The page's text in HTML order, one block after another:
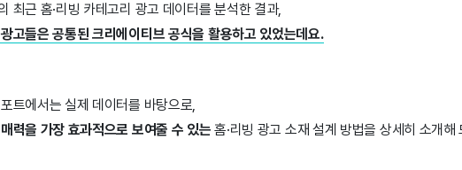
최근 홈·리빙 카테고리 광고 데이터를 분석한 결과,
고들은 공통된 크리에이티브 공식을 활용하고 있었는데요.
트에서는 실제 데이터를 바탕으로,
력을 가장 효과적으로 보여줄 수 있는홈·리빙 광고 소재 설계 방법을 상세히 소개해